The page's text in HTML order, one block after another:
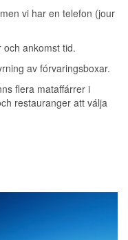
vi har en telefon (jour
och ankomst tid.
av fórvaringsboxar.
flera mataffárrer i
restauranger att válja